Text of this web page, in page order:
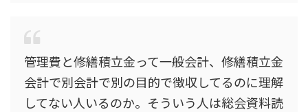
管理費と修繕積立金って一般会計、修繕積立金
会計で別会計で別の目的で徴収してるのに理解
してない人いるのか。そういう人は総会資料読